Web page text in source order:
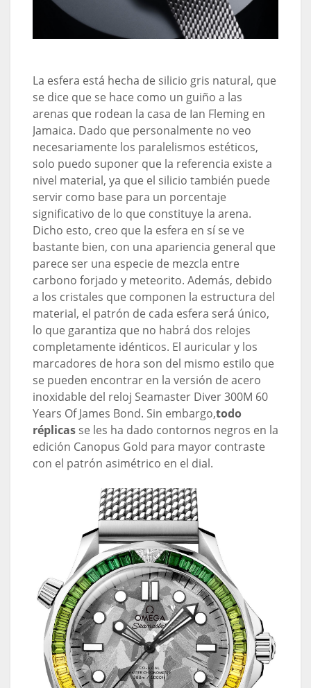
La esfera está hecha de silicio gris natural, que
se dice que se hace como un guiño a las
arenas que rodean la casa de Ian Fleming en
Jamaica. Dado que personalmente no veo
necesariamente los paralelismos estéticos,
solo puedo suponer que la referencia existe a
nivel material, ya que el silicio también puede
servir como base para un porcentaje
significativo de lo que constituye la arena.
Dicho esto, creo que la esfera en sí se ve
bastante bien, con una apariencia general que
parece ser una especie de mezcla entre
carbono forjado y meteorito. Además, debido
a los cristales que componen la estructura del
material, el patrón de cada esfera será único,
lo que garantiza que no habrá dos relojes
completamente idénticos. El auricular y los
marcadores de hora son del mismo estilo que
se pueden encontrar en la versión de acero
inoxidable del reloj Seamaster Diver 300M 60
Years Of James Bond. Sin embargo,todo
réplicasse les ha dado contornos negros en la
edición Canopus Gold para mayor contraste
con el patrón asimétrico en el dial.